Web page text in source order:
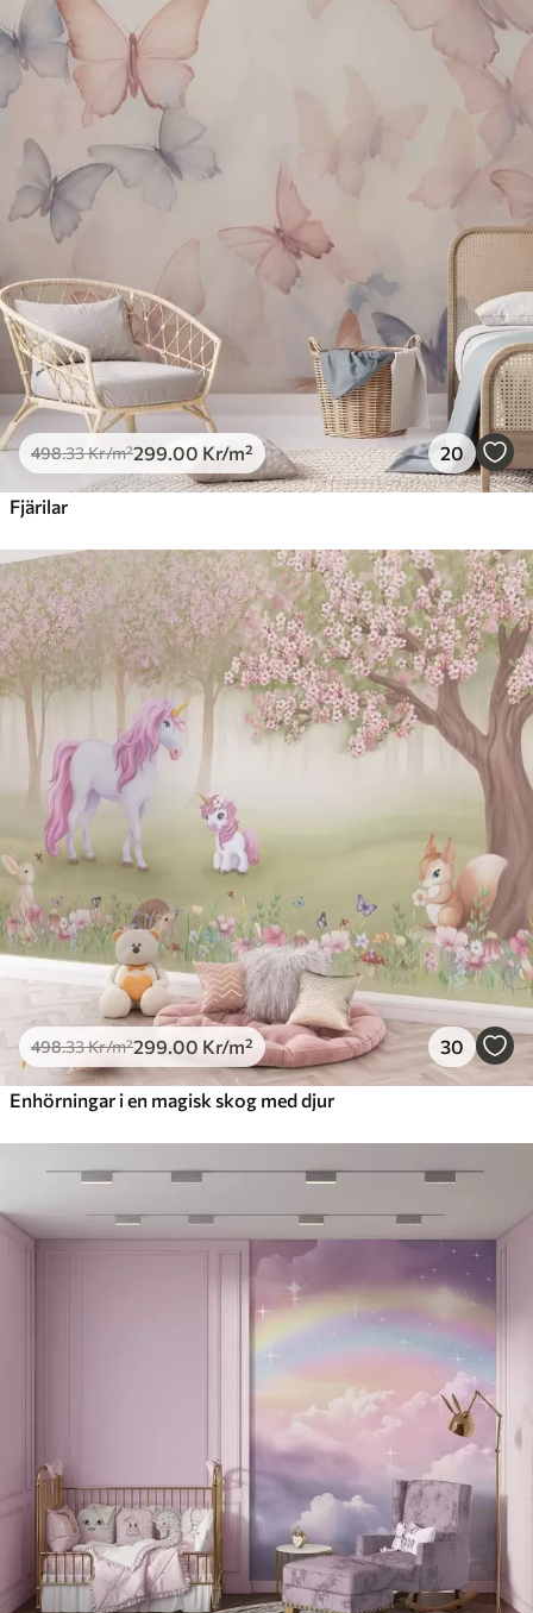
498.33Kr/m²299 .00 Kr/m² 20
Fjärilar
498.33Kr/m²299.00 Kr/m² 30
Enhörningar i en magisk skog med djur